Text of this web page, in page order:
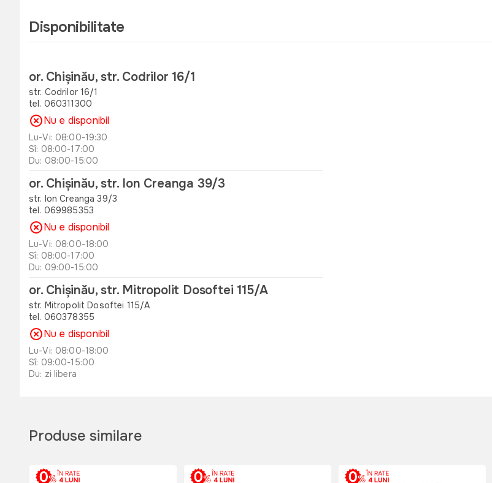
Disponibilitate
or. Chișinău, str. Codrilor 16/1
str. Codrilor 16/1
tel. 060311300
Nu e disponibil
Lu-Vi: 08:00-19:30
Sî: 08:00-17:00
Du: 08:00-15:00
or. Chișinău, str. Ion Creanga 39/3
str. Ion Creanga 39/3
tel. 069985353
Nu e disponibil
Lu-Vi: 08:00-18:00
Sî: 08:00-17:00
Du: 09:00-15:00
or. Chișinău, str. Mitropolit Dosoftei 115/A
str. Mitropolit Dosoftei 115/A
tel. 060378355
Nu e disponibil
Lu-Vi: 08:00-18:00
Sî: 09:00-15:00
Du: zi libera
Nu e disponibil
Sî: 08:00-17:00
Du: 08:00-15:00
Produse similare